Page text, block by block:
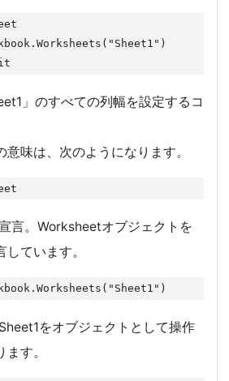
」のすべての列幅を設定するコ
味は、次のようになります。
言。Worksheetオブジェクトを
ています。
をオブジェクトとして操作
す。